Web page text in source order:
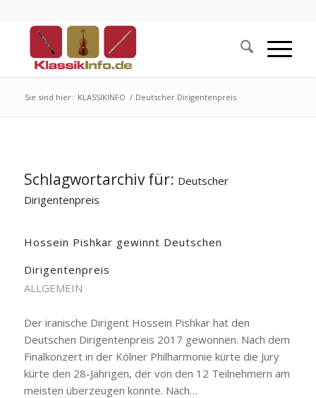
Sie sind hier: KLASSIKINFO / Deutscher Dirigentenpreis
Schlagwortarchiv für: Deutscher
Dirigentenpreis
Hossein Pishkar gewinnt Deutschen
Dirigentenpreis
ALLGEMEIN
Der iranische Dirigent Hossein Pishkar hat den
Deutschen Dirigentenpreis 2017 gewonnen. Nach dem
Finalkonzert in der Kölner Philharmonie kürte die Jury
kürte den 28-Jährigen, der von den 12 Teilnehmern am
meisten überzeugen konnte. Nach…